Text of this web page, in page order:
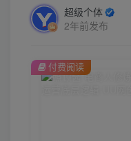
超级个体
2年前发布
付费阅读